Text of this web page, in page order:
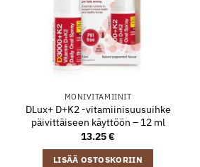
MONIVITAMIINIT
DLux+ D+K2 -vitamiinisuusuihke
päivittäiseen käyttöön – 12 ml
13.25€
LISÄÄ OSTOSKORIIN